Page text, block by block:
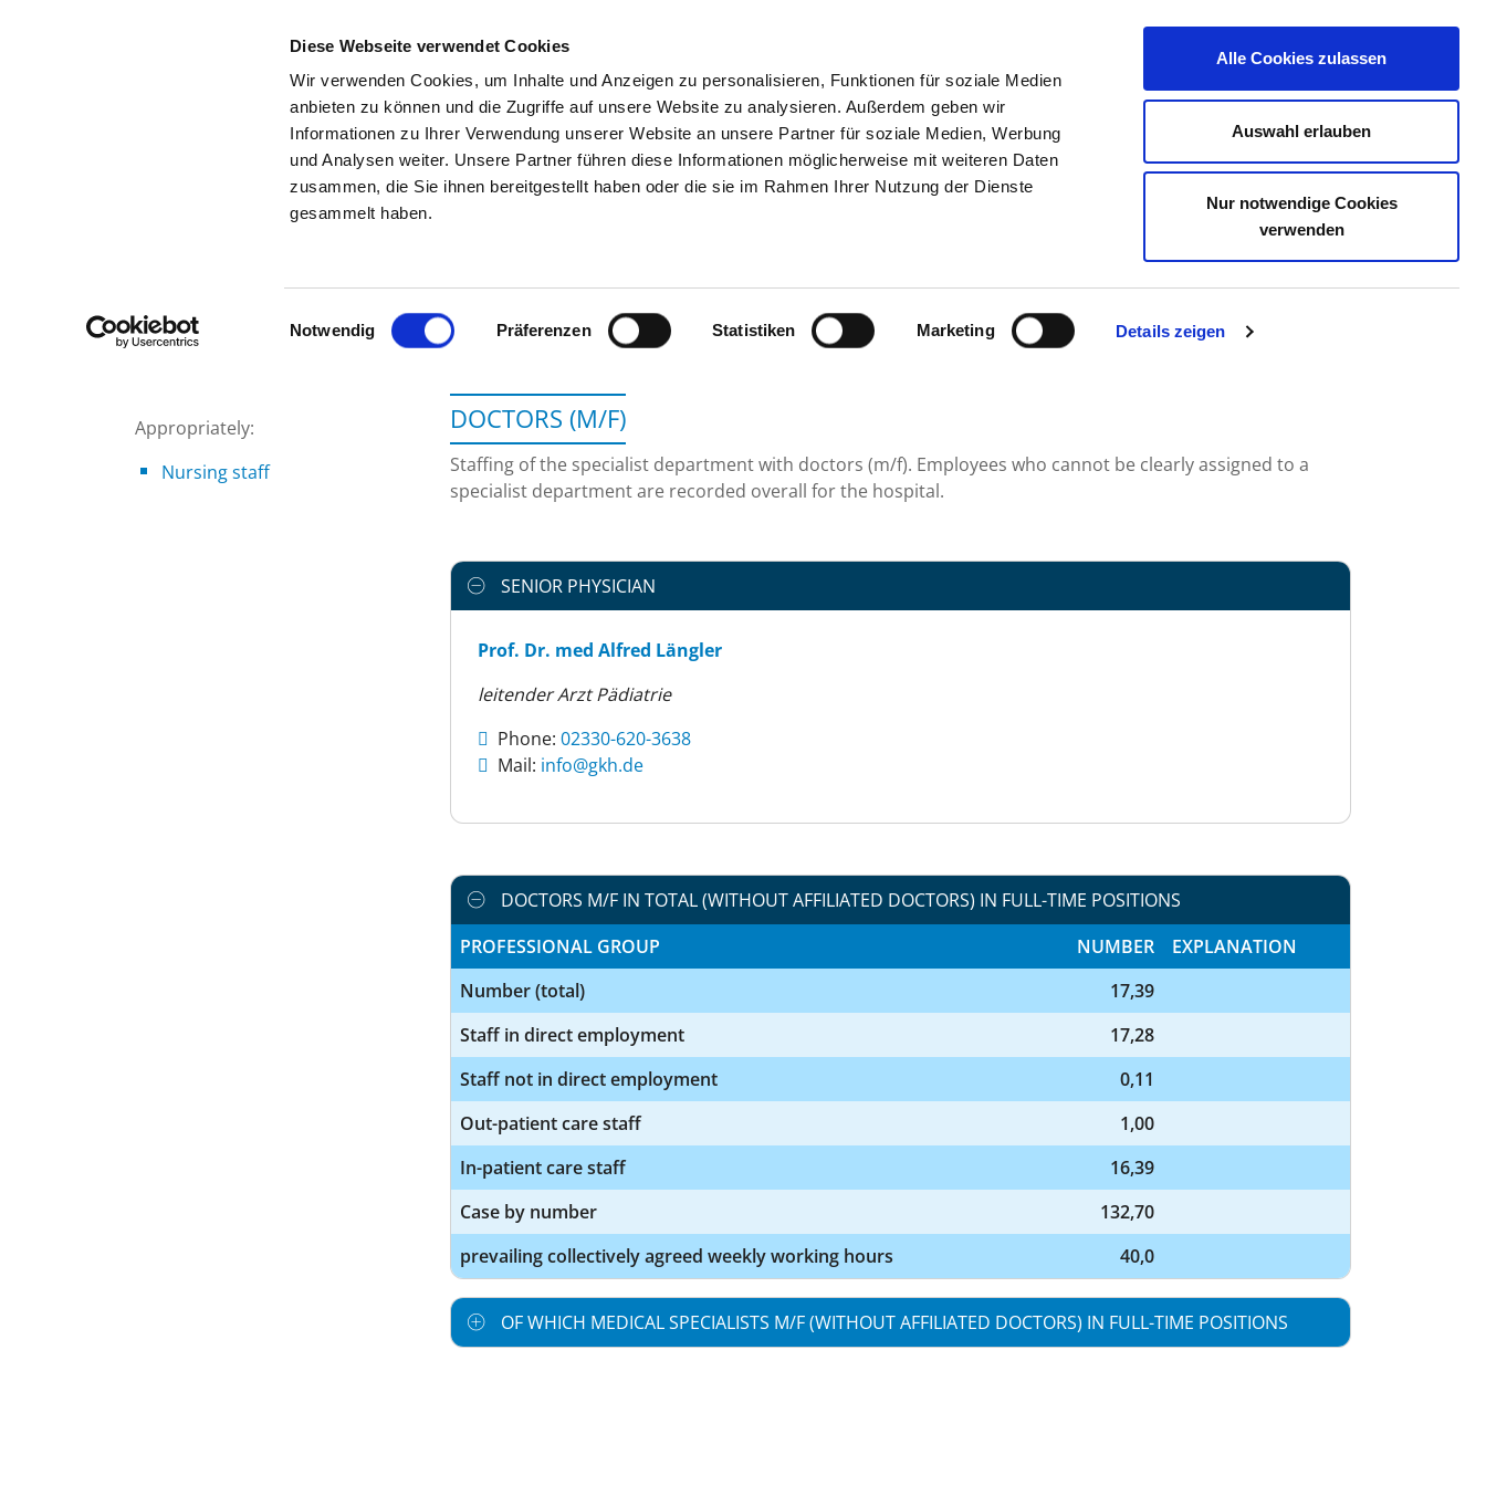
Diese Webseite verwendet Cookies
Wir verwenden Cookies, um Inhalte und Anzeigen zu personalisieren, Funktionen für soziale Medien
anbieten zu können und die Zugriffe auf unsere Website zu analysieren. Außerdem geben wir
Informationen zu Ihrer Verwendung unserer Website an unsere Partner für soziale Medien, Werbung
und Analysen weiter. Unsere Partner führen diese Informationen möglicherweise mit weiteren Daten
zusammen, die Sie ihnen bereitgestellt haben oder die sie im Rahmen Ihrer Nutzung der Dienste
gesammelt haben.
Einwilligungsauswahl
Notwendig Präferenzen Statistiken Marketing Details zeigen
Alle Cookies zulassen
Auswahl erlauben
Nur notwendige Cookies
verwenden
SEARCH TIPS & HELP THE GHD CONTACT YOUR OPINION
To the specialist department
Appropriately:
Nursing staff
DOCTORS (M/F)
Staffing of the specialist department with doctors (m/f). Employees who cannot be clearly assigned to a
specialist department are recorded overall for the hospital.
SENIOR PHYSICIAN
Prof. Dr. med Alfred Längler
leitender Arzt Pädiatrie
Phone: 02330-620-3638
Mail: ed.hkg@ofni
DOCTORS M/F IN TOTAL (WITHOUT AFFILIATED DOCTORS) IN FULL-TIME POSITIONS
PROFESSIONAL GROUP
NUMBER
EXPLANATION
Number (total)
17,39
Staff in direct employment
17,28
Staff not in direct employment
0,11
Out-patient care staff
1,00
In-patient care staff
16,39
Case by number
132,70
prevailing collectively agreed weekly working hours
40,0
OF WHICH MEDICAL SPECIALISTS M/F (WITHOUT AFFILIATED DOCTORS) IN FULL-TIME POSITIONS